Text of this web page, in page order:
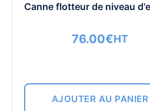
Canne flotteur de niveau
76.00€HT
AJOUTER AU PANIER